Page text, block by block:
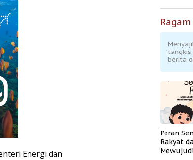
Energi dan
berita
Peran
Rakyat